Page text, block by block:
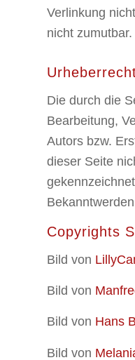
Verlinkung
nicht
Die durch die
Bearbeitung,
Autors bzw.
dieser Seite
Copyrights
Bild von
Bild von
Bild von Hans
Bild von